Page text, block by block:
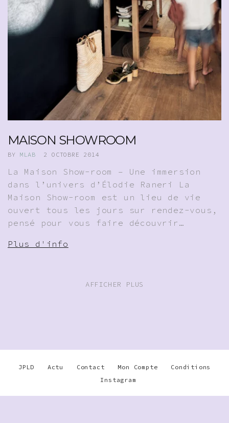
MAISON SHOWROOM
BY MLAB 2 OCTOBRE 2014
La Maison Show-room – Une immersion
dans l’univers d’Élodie Raneri La
Maison Show-room est un lieu de vie
ouvert tous les jours sur rendez-vous,
pensé pour vous faire découvrir…
Plus d'info
AFFICHER PLUS
JPLD Actu Contact Mon Compte
Conditions
Instagram